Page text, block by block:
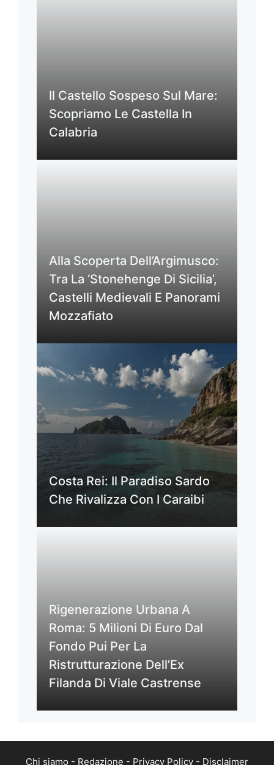
Il Castello Sospeso Sul Mare:
Scopriamo Le Castella In
Calabria
Alla Scoperta Dell’Argimusco:
Tra La ‘Stonehenge Di Sicilia’,
Castelli Medievali E Panorami
Mozzafiato
Costa Rei: Il Paradiso Sardo
Che Rivalizza Con I Caraibi
Rigenerazione Urbana A
Roma: 5 Milioni Di Euro Dal
Fondo Pui Per La
Ristrutturazione Dell’Ex
Filanda Di Viale Castrense
Chi siamo - Redazione - Privacy Policy - Disclaimer